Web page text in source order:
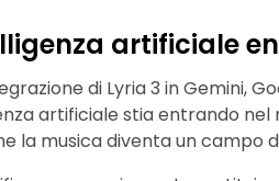
artificiale
di Lyria 3 in Gemini,
artificiale stia entrando
la musica diventa un campo